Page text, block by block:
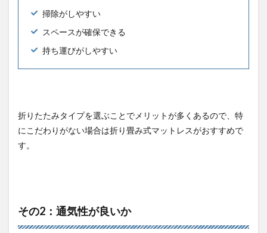
掃除がしやすい
スペースが確保できる
持ち運びがしやすい
折りたたみタイプを選ぶことでメリットが多くあるので、特
にこだわりがない場合は折り畳み式マットレスがおすすめで
す。
その2：通気性が良いか